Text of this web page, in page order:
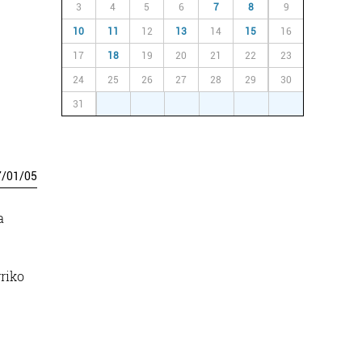
/01/05
3 4 5 6 7 8 9
10 11 12 13 14 15 16
17 18 19 20 21 22 23
24 25 26 27 28 29 30
31